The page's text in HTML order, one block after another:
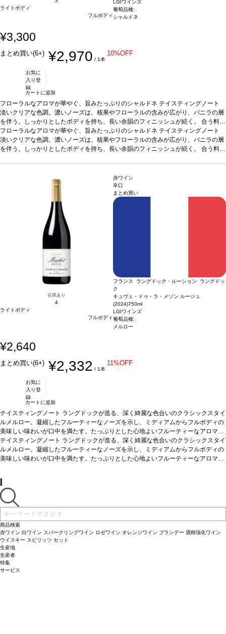
ライトボディ
フルボディ
LGIワインズ
葡萄品種:
シャルドネ
¥3,300
まとめ買い(6+) ¥2,970 / 1本
10%OFF
お気に
入り登
録
カートに追加
フローラルなアロマが華やぐ、旨みたっぷりのシャルドネ テイスティングノート
淡いクリアな色調。濃いノーズは、核果やフローラルの含みが広がり、バニラの層
を伴う。しっかりとしたボディを持ち、長い余韻のフィニッシュが続く。 合う料理
家禽やポーク料理、濃厚な料理、魚、シーフードなどと好相性 葡萄品種シャルド
ネ 100%*本ヴィンテージが在庫切れの場合、在庫があり価格が同様の場合は自動
的に次のヴィンテージに変更されます、ご了承ください。
フローラルなアロマが華やぐ、旨みたっぷりのシャルドネ テイスティングノート
淡いクリアな色調。濃いノーズは、核果やフローラルの含みが広がり、バニラの層
を伴う。しっかりとしたボディを持ち、長い余韻のフィニッシュが続く。 合う料理
的に次のヴィンテージに変更されます、ご了承ください。
在庫あり
4
ライトボディ
フルボディ
赤ワイン
辛口
まとめ買い
フランス ラングドック・ルーション ラングドッ
ク
キュヴェ・ドゥ・ラ・メゾン ルージュ
(2024)750ml
LGIワインズ
葡萄品種:
メルロー
¥2,640
まとめ買い(6+) ¥2,332 / 1本
11%OFF
お気に
入り登
録
カートに追加
テイスティングノート ラングドックが造る、深く綺麗な色合いのクラシックスタイ
ルメルロー。凝縮したフルーティーなノーズを示し、ミディアムからフルボディの
美味しい味わいが口中を満たす。たっぷりとした心地よいフルーティーなアロマ
に、フィニッシュまで導かれる。 合う料理パスタ、ステーキ、チーズなどと好相
性。葡萄品種100% メルロー認証HVE認証*本ヴィンテージが在庫切れの場合、
在庫があり価格が同様の場合は自動的に次のヴィンテージに変更されます、ご了承
テイスティングノート ラングドックが造る、深く綺麗な色合いのクラシックスタイ
ルメルロー。凝縮したフルーティーなノーズを示し、ミディアムからフルボディの
美味しい味わいが口中を満たす。たっぷりとした心地よいフルーティーなアロマ
性。
在庫があり価格が同様の場合は自動的に次のヴィンテージに変更されます、ご了承
ください。
商品検索
赤ワイン 白ワイン スパークリングワイン ロゼワイン オレンジワイン ブランデー 酒精強化ワイン
ウイスキー スピリッツ セット
生産地
生産者
特集
サービス